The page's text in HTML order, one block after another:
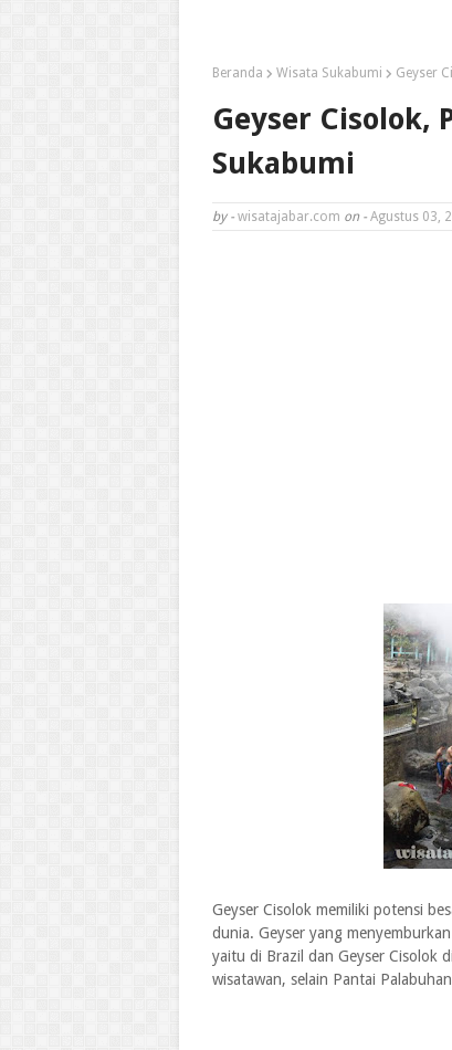
Beranda Wisata Sukabumi Geyser
Geyser Cisolok,
Sukabumi
by - wisatajabar.com on - Agustus 03,
Geyser Cisolok memiliki potensi
dunia. Geyser yang
yaitu di Brazil dan Geyser Cisolok
wisatawan, selain Pantai